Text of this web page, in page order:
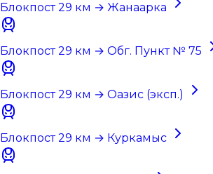
Блокпост 29 км → Жанаарка
Блокпост 29 км → Обг. Пункт № 75
Блокпост 29 км → Оазис (эксп.)
Блокпост 29 км → Куркамыс